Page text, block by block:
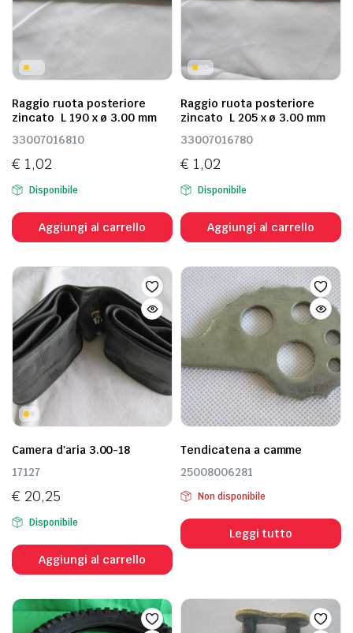
Raggio ruota posteriore
zincato L 190 x ø 3.00 mm
33007016810
€ 1,02
Disponibile
Aggiungi al carrello
Raggio ruota posteriore
zincato L 205 x ø 3.00 mm
33007016780
€ 1,02
Disponibile
Aggiungi al carrello
Camera d'aria 3.00-18
17127
€ 20,25
Disponibile
Aggiungi al carrello
Tendicatena a camme
25008006281
Non disponibile
Leggi tutto